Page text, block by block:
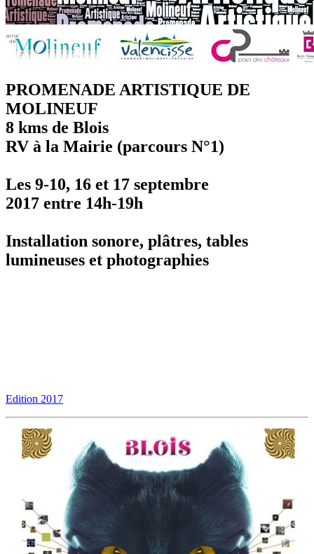
PROMENADE ARTISTIQUE DE
MOLINEUF
8 kms de Blois
RV à la Mairie (parcours N°1)
Les 9-10, 16 et 17 septembre
2017 entre 14h-19h
Installation sonore, plâtres, tables
lumineuses et photographies
Edition 2017